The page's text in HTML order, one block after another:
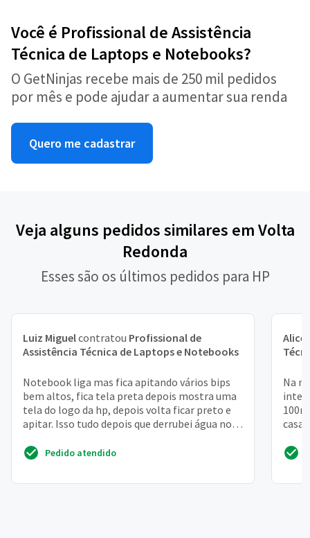
Você é Profissional de Assistência
Técnica de Laptops e Notebooks?
O GetNinjas recebe mais de 250 mil pedidos
por mês e pode ajudar a aumentar sua renda
Quero me cadastrar
Veja alguns pedidos similares em Volta
Redonda
Esses são os últimos pedidos para HP
Luiz Miguelcontratou Profissional de
Assistência Técnica de Laptops e Notebooks
Notebook liga mas fica apitando vários bips
bem altos, fica tela preta depois mostra uma
tela do logo da hp, depois volta ficar preto e
apitar. Isso tudo depois que derrubei água no
Pedido atendido
Alice
Na
casa